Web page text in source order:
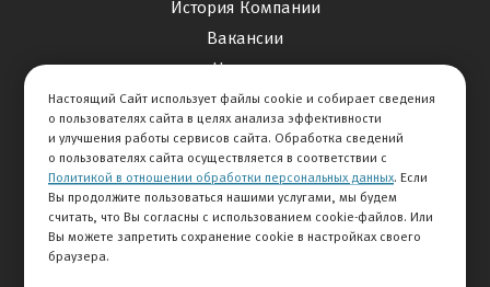
История Компании
Вакансии
Новости
Карта сайта
Контакты
+7 495 292-60-60
Настоящий Сайт использует файлы cookie и собирает сведения
о пользователях сайта в целях анализа эффективности
и улучшения работы сервисов сайта. Обработка сведений
о пользователях сайта осуществляется в соответствии с
Политикой в отношении обработки персональных данных. Если
Вы продолжите пользоваться нашими услугами, мы будем
считать, что Вы согласны с использованием cookie-файлов. Или
Вы можете запретить сохранение cookie в настройках своего
браузера.